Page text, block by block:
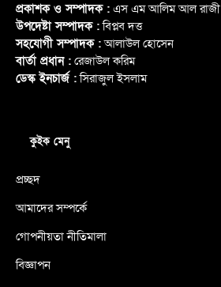
প্রকাশক ও সম্পাদক : এস এম আলিম আল রাজী
উপদেষ্টা সম্পাদক :বিপ্লব দত্ত
সহযোগী সম্পাদক :আলাউল হোসেন
বার্তা প্রধান : রেজাউল করিম
ডেস্ক ইনচার্জ :সিরাজুল ইসলাম
কুইক মেনু
প্রচ্ছদ
আমাদের সম্পর্কে
গোপনীয়তা নীতিমালা
বিজ্ঞাপন